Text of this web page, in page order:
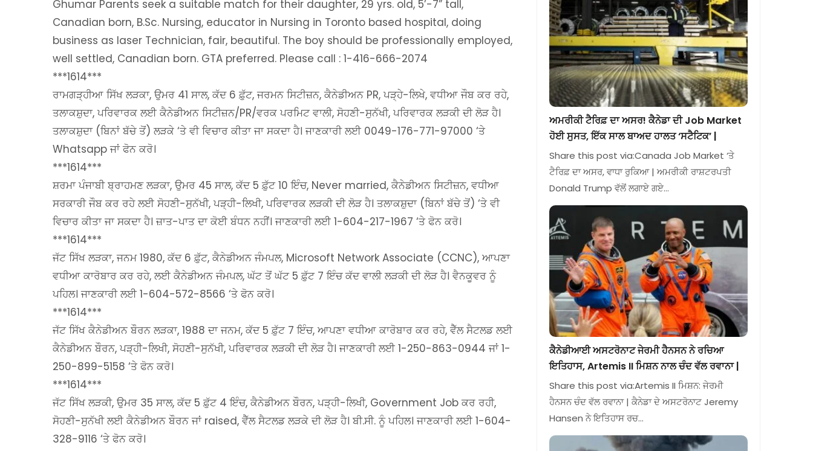
Ghumar Parents seek a suitable match for their daughter, 29 yrs. old, 5’-7” tall,
Canadian born, B.Sc. Nursing, educator in Nursing in Toronto based hospital, doing
business as laser Technician, fair, beautiful. The boy should be professionally employed,
well settled, Canadian born. GTA preferred. Please call : 1-416-666-2074
***1614***
ਰਾਮਗੜ੍ਹੀਆ ਸਿੱਖ ਲੜਕਾ, ਉਮਰ 41 ਸਾਲ, ਕੱਦ 6 ਫ਼ੁੱਟ, ਜਰਮਨ ਸਿਟੀਜ਼ਨ, ਕੈਨੇਡੀਅਨ PR, ਪੜ੍ਹੇ-ਲਿਖੇ, ਵਧੀਆ ਜੌਬ ਕਰ ਰਹੇ,
ਤਲਾਕਸ਼ੁਦਾ, ਪਰਿਵਾਰਕ ਲਈ ਕੈਨੇਡੀਅਨ ਸਿਟੀਜ਼ਨ/PR/ਵਰਕ ਪਰਮਿਟ ਵਾਲੀ, ਸੋਹਣੀ-ਸੁਨੱਖੀ, ਪਰਿਵਾਰਕ ਲੜਕੀ ਦੀ ਲੋੜ ਹੈ।
ਤਲਾਕਸ਼ੁਦਾ (ਬਿਨਾਂ ਬੱਚੇ ਤੋਂ) ਲੜਕੇ ‘ਤੇ ਵੀ ਵਿਚਾਰ ਕੀਤਾ ਜਾ ਸਕਦਾ ਹੈ। ਜਾਣਕਾਰੀ ਲਈ 0049-176-771-97000 ‘ਤੇ
Whatsapp ਜਾਂ ਫੋਨ ਕਰੋ।
***1614***
ਸ਼ਰਮਾ ਪੰਜਾਬੀ ਬ੍ਰਾਹਮਣ ਲੜਕਾ, ਉਮਰ 45 ਸਾਲ, ਕੱਦ 5 ਫ਼ੁੱਟ 10 ਇੰਚ, Never married, ਕੈਨੇਡੀਅਨ ਸਿਟੀਜ਼ਨ, ਵਧੀਆ
ਸਰਕਾਰੀ ਜੌਬ ਕਰ ਰਹੇ ਲਈ ਸੋਹਣੀ-ਸੁਨੱਖੀ, ਪੜ੍ਹੀ-ਲਿਖੀ, ਪਰਿਵਾਰਕ ਲੜਕੀ ਦੀ ਲੋੜ ਹੈ। ਤਲਾਕਸ਼ੁਦਾ (ਬਿਨਾਂ ਬੱਚੇ ਤੋਂ) ‘ਤੇ ਵੀ
ਵਿਚਾਰ ਕੀਤਾ ਜਾ ਸਕਦਾ ਹੈ। ਜ਼ਾਤ-ਪਾਤ ਦਾ ਕੋਈ ਬੰਧਨ ਨਹੀਂ। ਜਾਣਕਾਰੀ ਲਈ 1-604-217-1967 ‘ਤੇ ਫੋਨ ਕਰੋ।
***1614***
ਜੱਟ ਸਿੱਖ ਲੜਕਾ, ਜਨਮ 1980, ਕੱਦ 6 ਫ਼ੁੱਟ, ਕੈਨੇਡੀਅਨ ਜੰਮਪਲ, Microsoft Network Associate (CCNC), ਆਪਣਾ
ਵਧੀਆ ਕਾਰੋਬਾਰ ਕਰ ਰਹੇ, ਲਈ ਕੈਨੇਡੀਅਨ ਜੰਮਪਲ, ਘੱਟ ਤੋਂ ਘੱਟ 5 ਫ਼ੁੱਟ 7 ਇੰਚ ਕੱਦ ਵਾਲੀ ਲੜਕੀ ਦੀ ਲੋੜ ਹੈ। ਵੈਨਕੂਵਰ ਨੂੰ
ਪਹਿਲ। ਜਾਣਕਾਰੀ ਲਈ 1-604-572-8566 ‘ਤੇ ਫੋਨ ਕਰੋ।
***1614***
ਜੱਟ ਸਿੱਖ ਕੈਨੇਡੀਅਨ ਬੌਰਨ ਲੜਕਾ, 1988 ਦਾ ਜਨਮ, ਕੱਦ 5 ਫ਼ੁੱਟ 7 ਇੰਚ, ਆਪਣਾ ਵਧੀਆ ਕਾਰੋਬਾਰ ਕਰ ਰਹੇ, ਵੈੱਲ ਸੈਟਲਡ ਲਈ
ਕੈਨੇਡੀਅਨ ਬੌਰਨ, ਪੜ੍ਹੀ-ਲਿਖੀ, ਸੋਹਣੀ-ਸੁਨੱਖੀ, ਪਰਿਵਾਰਕ ਲੜਕੀ ਦੀ ਲੋੜ ਹੈ। ਜਾਣਕਾਰੀ ਲਈ 1-250-863-0944 ਜਾਂ 1-
250-899-5158 ‘ਤੇ ਫੋਨ ਕਰੋ।
***1614***
ਜੱਟ ਸਿੱਖ ਲੜਕੀ, ਉਮਰ 35 ਸਾਲ, ਕੱਦ 5 ਫ਼ੁੱਟ 4 ਇੰਚ, ਕੈਨੇਡੀਅਨ ਬੌਰਨ, ਪੜ੍ਹੀ-ਲਿਖੀ, Government Job ਕਰ ਰਹੀ,
ਸੋਹਣੀ-ਸੁਨੱਖੀ ਲਈ ਕੈਨੇਡੀਅਨ ਬੌਰਨ ਜਾਂ raised, ਵੈੱਲ ਸੈਟਲਡ ਲੜਕੇ ਦੀ ਲੋੜ ਹੈ। ਬੀ.ਸੀ. ਨੂੰ ਪਹਿਲ। ਜਾਣਕਾਰੀ ਲਈ 1-604-
328-9116 ‘ਤੇ ਫੋਨ ਕਰੋ।
ਅਮਰੀਕੀ ਟੈਰਿਫ਼ ਦਾ ਅਸਰ! ਕੈਨੇਡਾ ਦੀ Job Market
ਹੋਈ ਸੁਸਤ, ਇੱਕ ਸਾਲ ਬਾਅਦ ਹਾਲਤ ‘ਸਟੈਟਿਕ’ |
Share this post via:Canada Job Market ‘ਤੇ
ਟੈਰਿਫ਼ ਦਾ ਅਸਰ, ਵਾਧਾ ਰੁਕਿਆ | ਅਮਰੀਕੀ ਰਾਸ਼ਟਰਪਤੀ
Donald Trump ਵੱਲੋਂ ਲਗਾਏ ਗਏ…
ਕੈਨੇਡੀਆਈ ਅਸਟਰੋਨਾਟ ਜੇਰਮੀ ਹੈਨਸਨ ਨੇ ਰਚਿਆ
ਇਤਿਹਾਸ, Artemis II ਮਿਸ਼ਨ ਨਾਲ ਚੰਦ ਵੱਲ ਰਵਾਨਾ |
Share this post via:Artemis II ਮਿਸ਼ਨ: ਜੇਰਮੀ
ਹੈਨਸਨ ਚੰਦ ਵੱਲ ਰਵਾਨਾ | ਕੈਨੇਡਾ ਦੇ ਅਸਟਰੋਨਾਟ Jeremy
Hansen ਨੇ ਇਤਿਹਾਸ ਰਚ…